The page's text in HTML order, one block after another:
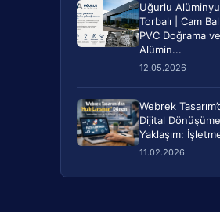
Uğurlu
Torbalı | Cam
PVC Doğrama ve
Alümin...
12.05.2026
Webrek
Dijital
Yaklaşım:
11.02.2026